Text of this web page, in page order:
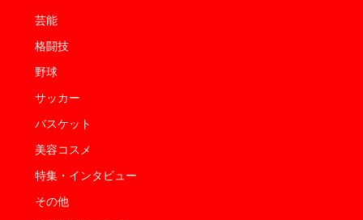
芸能
格闘技
野球
サッカー
バスケット
美容コスメ
特集・インタビュー
その他